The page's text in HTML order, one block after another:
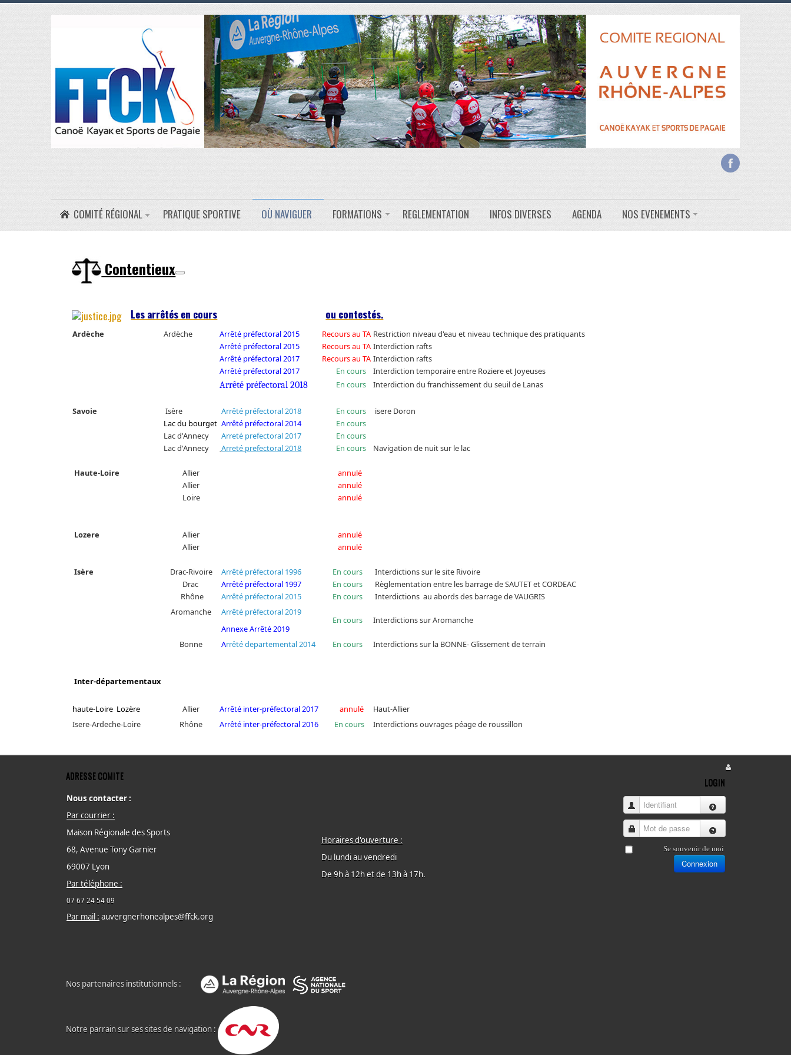
COMITÉ RÉGIONAL PRATIQUE SPORTIVE OÙ NAVIGUER FORMATIONS REGLEMENTATION INFOS DIVERSES AGENDA NOS EVENEMENTS
Contentieux
Les arrêtés en cours ou contestés.
Ardèche Ardèche Arrêté préfectoral 2015 Recours au TA Restriction niveau d'eau et niveau technique des pratiquants
Arrêté préfectoral 2015
Recours au TA Interdiction rafts
Arrêté préfectoral 2017
Recours au TA Interdiction rafts
Arrêté préfectoral 2017
En cours
Interdiction temporaire entre Roziere et Joyeuses
Arrêté préfectoral 2018
En cours Interdiction du franchissement du seuil de Lanas
Savoie Isère Arrêté préfectoral 2018 En cours
isere Doron
Lac du bourget Arrêté préfectoral 2014
En cours
Lac d'Annecy
Arreté prefectoral 2017
En cours
Lac d'Annecy
Arreté prefectoral 2018 En cours Navigation de nuit sur le lac
Haute-Loire Allier
annulé
Allier
annulé
Loire
annulé
Lozere Allier
annulé
Allier
annulé
Isère Drac-Rivoire Arrêté préfectoral 1996 En cours
Interdictions sur le site Rivoire
Drac
Arrêté préfectoral 1997 En cours
Règlementation entre les barrage de SAUTET et CORDEAC
Rhône
Arrêté préfectoral 2015 En cours
Interdictions au abords des barrage de VAUGRIS
Aromanche
Arrêté préfectoral 2019
AnnexeArrêté 2019
En cours Interdictions sur Aromanche
Bonne Arrêté departemental 2014 En cours Interdictions sur la BONNE- Glissement de terrain
Inter-départementaux
haute-Loire Lozère Allier Arrêté inter-préfectoral 2017 annulé
Haut-Allier
Isere-Ardeche-Loire
Rhône Arrêté inter-préfectoral 2016 En cours Interdictions ouvrages péage de roussillon
ADRESSE COMITE
Nous contacter :
Par courrier :
Maison Régionale des Sports
68, Avenue Tony Garnier
69007 Lyon
Par téléphone :
07 67 24 54 09
Par mail : auvergnerhonealpes@ffck.org
Horaires d'ouverture :
Du lundi au vendredi
De 9h à 12h et de 13h à 17h.
Nos partenaires institutionnels :
Notre parrain sur ses sites de navigation :
LOGIN
Identifiant
Mot de passe
Se souvenir de moi
Connexion